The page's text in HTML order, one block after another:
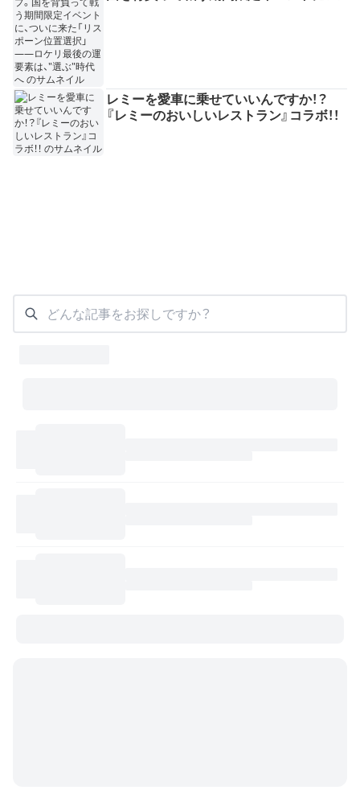
レミーを愛車に乗せていいんですか！？
『レミーのおいしいレストラン』コラボ！！
どんな記事をお探しですか？